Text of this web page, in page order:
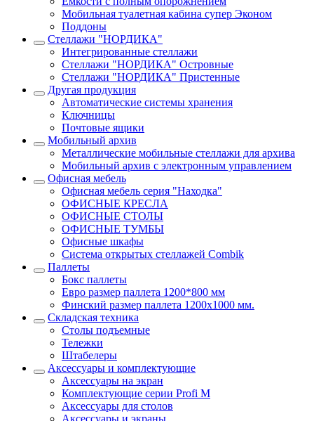
Мобильная туалетная кабина супер Эконом
Поддоны
Стеллажи "НОРДИКА"
Интегрированные стеллажи
Стеллажи "НОРДИКА" Островные
Стеллажи "НОРДИКА" Пристенные
Другая продукция
Автоматические системы хранения
Ключницы
Почтовые ящики
Мобильный архив
Металлические мобильные стеллажи для архива
Мобильный архив с электронным управлением
Офисная мебель
Офисная мебель серия "Находка"
ОФИСНЫЕ КРЕСЛА
ОФИСНЫЕ СТОЛЫ
ОФИСНЫЕ ТУМБЫ
Офисные шкафы
Система открытых стеллажей Combik
Паллеты
Бокс паллеты
Евро размер паллета 1200*800 мм
Финский размер паллета 1200х1000 мм.
Складская техника
Столы подъемные
Тележки
Штабелеры
Аксессуары и комплектующие
Аксессуары на экран
Комплектующие серии Profi M
Аксессуары для столов
Аксессуары и экраны